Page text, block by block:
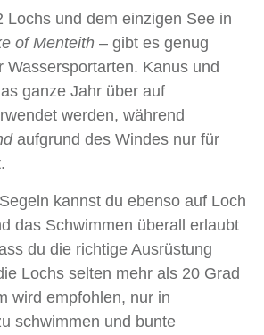
Lochs und dem einzigen See in
of Menteith – gibt es genug
Wassersportarten. Kanus und
ganze Jahr über auf
werden, während
aufgrund des Windes nur für
kannst du ebenso auf Loch
das Schwimmen überall erlaubt
du die richtige Ausrüstung
Lochs selten mehr als 20 Grad
wird empfohlen, nur in
schwimmen und bunte